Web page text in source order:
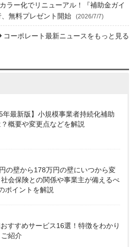
ラー化でリニューアル！『補助金ガイ
無料プレゼント開始
(2026/7/7)
コーポレート最新ニュースをもっと見る
年最新版】小規模事業者持続化補助
概要や変更点などを解説
の壁から178万円の壁にいつから変
会保険との関係や事業主が備えるべ
ポイントを解説
すすめサービス16選！特徴をわかり
紹介